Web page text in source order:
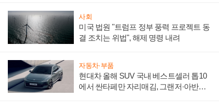
사회
미국 법원 "트럼프 정부 풍력 프로젝트 동
결 조치는 위법", 해제 명령 내려
자동차·부품
현대차 올해 SUV 국내 베스트셀러 톱10
에서 싼타페만 자리매김, 그랜저·아반떼